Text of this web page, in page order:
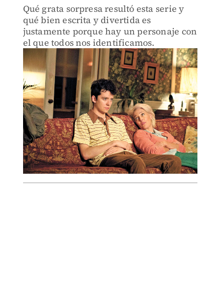
Qué grata sorpresa resultó esta serie y
qué bien escrita y divertida es
justamente porque hay un personaje con
el que todos nos identificamos.